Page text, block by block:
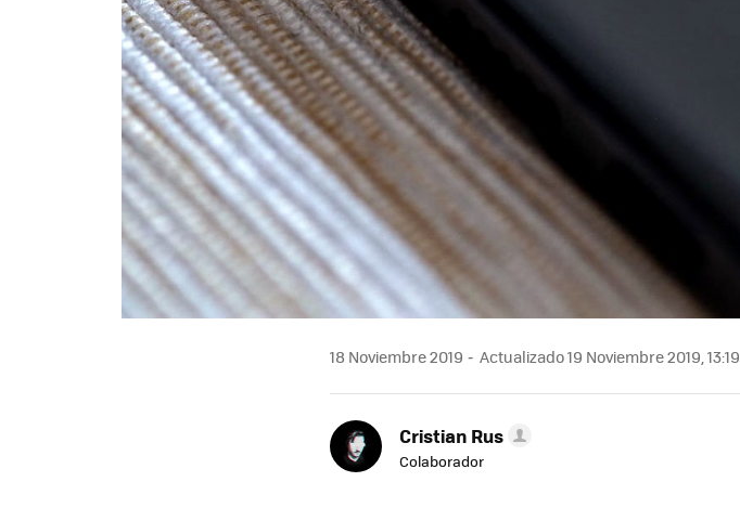
18 Noviembre 2019 Actualizado 19 Noviembre 2019, 13:19
Cristian Rus
Colaborador